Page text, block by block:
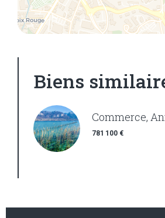
Biens
Commerce,
781 100 €